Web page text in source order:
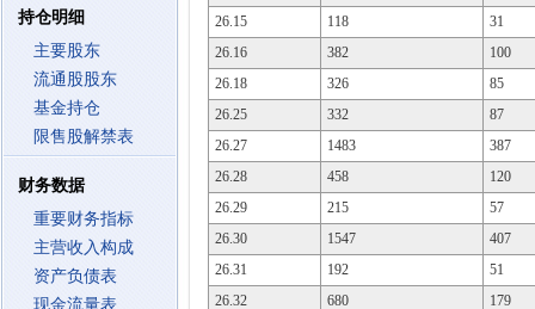
持仓明细
主要股东
流通股股东
基金持仓
限售股解禁表
财务数据
重要财务指标
主营收入构成
资产负债表
现金流量表
26.15
118
31
26.16
382
100
26.18
326
85
26.25
332
87
26.27
1483
387
26.28
458
120
26.29
215
57
26.30
1547
407
26.31
192
51
26.32
680
179